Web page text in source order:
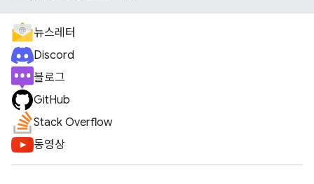
뉴스레터
Discord
블로그
GitHub
Stack Overflow
동영상